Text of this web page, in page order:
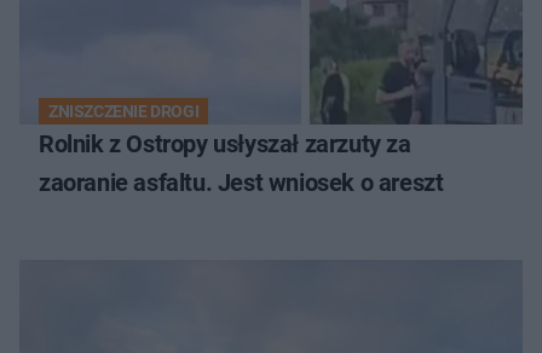
ZNISZCZENIE DROGI
Rolnik z Ostropy usłyszał zarzuty za
zaoranie asfaltu. Jest wniosek o areszt